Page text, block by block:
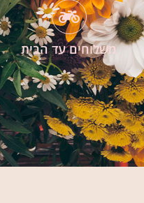
משלוחים עד הבית